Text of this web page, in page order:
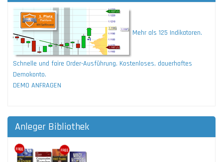
Mehr als 125 Indikatoren.
Schnelle und faire Order-Ausführung. Kostenloses, dauerhaftes
Demokonto.
DEMO ANFRAGEN
Anleger Bibliothek